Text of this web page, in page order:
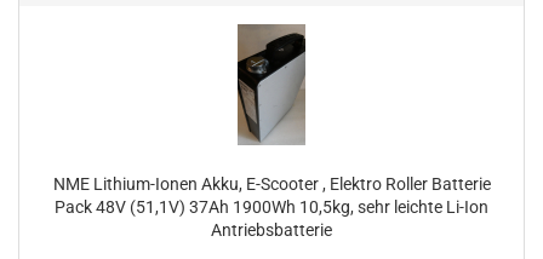
NME Lithium-Ionen Akku, E-Scooter , Elektro Roller Batterie
Pack 48V (51,1V) 37Ah 1900Wh 10,5kg, sehr leichte Li-Ion
Antriebsbatterie